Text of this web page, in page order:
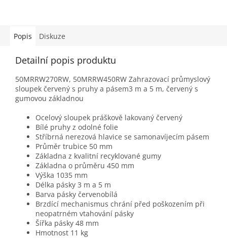
Popis Diskuze
Detailní popis produktu
50MRRW270RW, 50MRRW450RW Zahrazovací průmyslový
sloupek červený s pruhy a pásem3 m a 5 m, červený s
gumovou základnou
Ocelový sloupek práškově lakovaný červený
Bílé pruhy z odolné folie
Stříbrná nerezová hlavice se samonavíjecím pásem
Průměr trubice 50 mm
Základna z kvalitní recyklované gumy
Základna o průměru 450 mm
Výška 1035 mm
Délka pásky 3 m a 5 m
Barva pásky červenobílá
Brzdící mechanismus chrání před poškozením při
neopatrném vtahování pásky
Šířka pásky 48 mm
Hmotnost 11 kg